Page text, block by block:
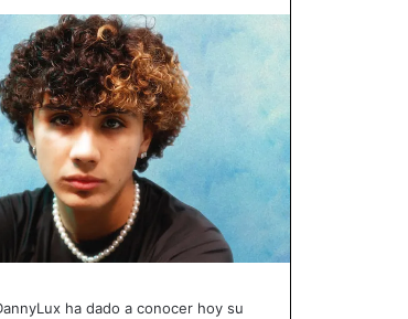
ha dado a conocer hoy su